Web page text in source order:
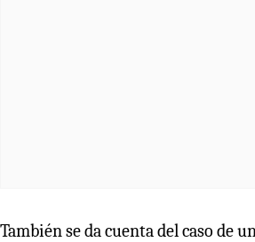
También se da cuenta del caso de